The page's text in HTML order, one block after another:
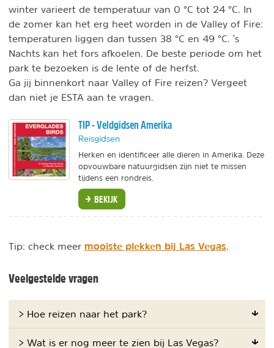
winter varieert de temperatuur van 0 °C tot 24 °C. In
de zomer kan het erg heet worden in de Valley of Fire:
temperaturen liggen dan tussen 38 °C en 49 °C. 's
Nachts kan het fors afkoelen. De beste periode om het
park te bezoeken is de lente of de herfst.
Ga jij binnenkort naar Valley of Fire reizen? Vergeet
dan niet je ESTA aan te vragen.
TIP - Veldgidsen Amerika
Reisgidsen
Herken en identificeer alle dieren in Amerika. Deze
opvouwbare natuurgidsen zijn niet te missen
tijdens een rondreis.
BEKIJK
Tip: check meer mooiste plekken bij Las Vegas
Veelgestelde vragen
> Hoe reizen naar het park?
> Wat is er nog meer te zien bij Las Vegas?